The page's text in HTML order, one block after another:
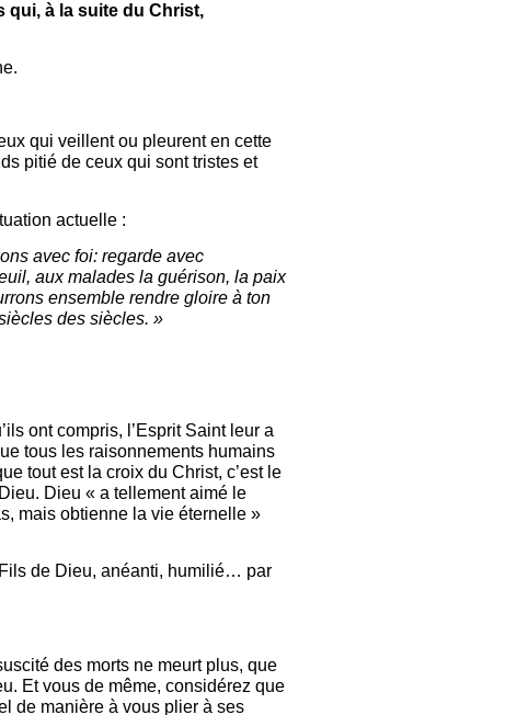
à la suite du Christ,
qui veillent ou pleurent en cette
pitié de ceux qui sont tristes et
actuelle :
avec foi: regarde avec
aux malades la guérison, la paix
ensemble rendre gloire à ton
des siècles. »
ont compris, l’Esprit Saint leur a
tous les raisonnements humains
tout est la croix du Christ, c’est le
Dieu « a tellement aimé le
mais obtienne la vie éternelle »
de Dieu, anéanti, humilié… par
des morts ne meurt plus, que
Et vous de même, considérez que
de manière à vous plier à ses